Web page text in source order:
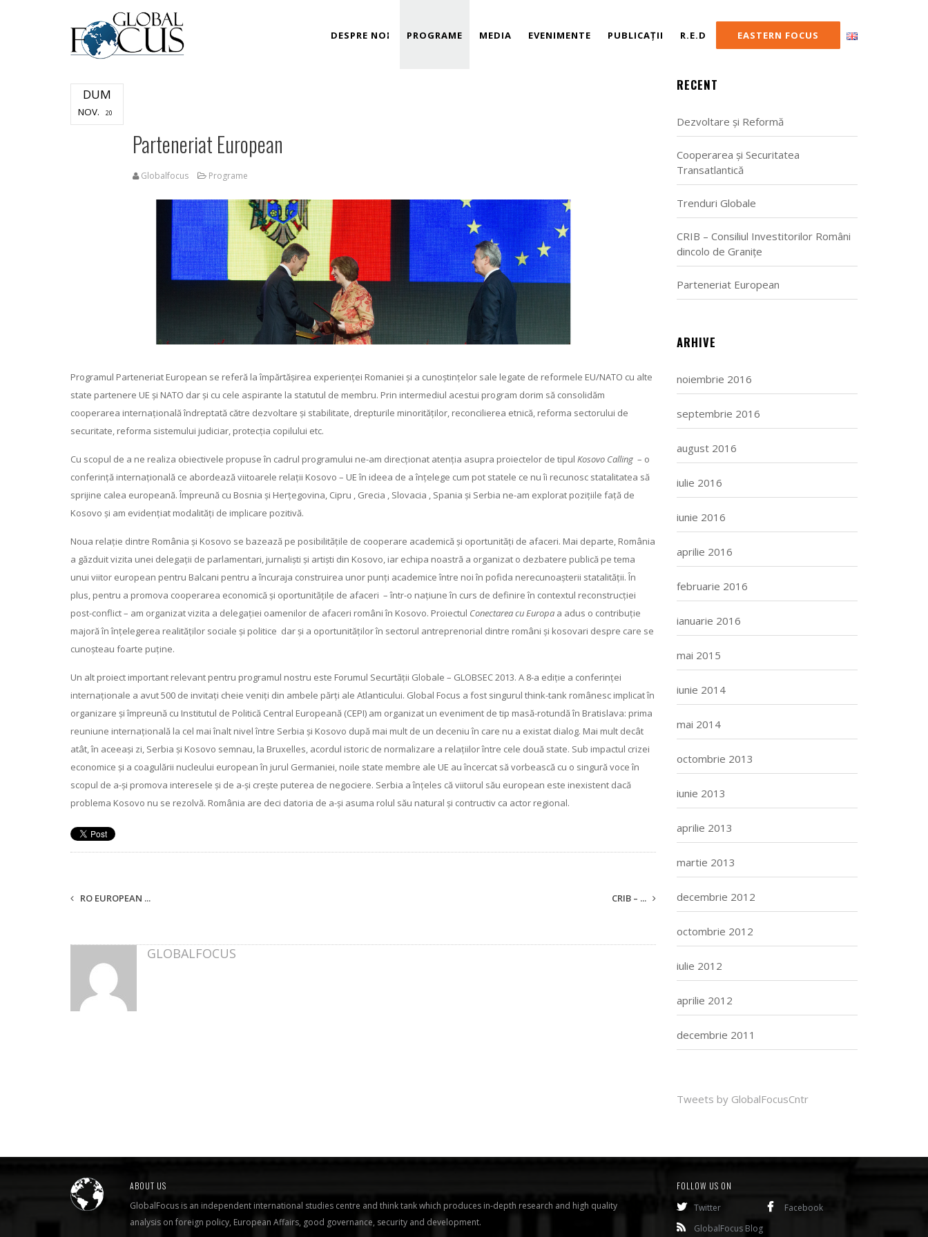
DESPRE NOI PROGRAME MEDIA EVENIMENTE PUBLICAȚII R.E.D EASTERN FOCUS
DUM
NOV. 20
Parteneriat European
Globalfocus Programe
Programul Parteneriat European se referă la împărtășirea experienței Romaniei și a cunoștințelor sale legate de reformele EU/NATO cu alte
state partenere UE și NATO dar și cu cele aspirante la statutul de membru. Prin intermediul acestui program dorim să consolidăm
cooperarea internațională îndreptată către dezvoltare și stabilitate, drepturile minorităților, reconcilierea etnică, reforma sectorului de
securitate, reforma sistemului judiciar, protecția copilului etc.
Cu scopul de a ne realiza obiectivele propuse în cadrul programului ne-am direcționat atenția asupra proiectelor de tipul Kosovo Calling – o
conferință internațională ce abordează viitoarele relații Kosovo – UE în ideea de a înțelege cum pot statele ce nu îi recunosc statalitatea să
sprijine calea europeană. Împreună cu Bosnia și Herțegovina, Cipru , Grecia , Slovacia , Spania și Serbia ne-am explorat pozițiile față de
Kosovo și am evidențiat modalități de implicare pozitivă.
Noua relație dintre România și Kosovo se bazează pe posibilitățile de cooperare academică și oportunități de afaceri. Mai departe, România
a găzduit vizita unei delegații de parlamentari, jurnaliști și artiști din Kosovo, iar echipa noastră a organizat o dezbatere publică pe tema
unui viitor european pentru Balcani pentru a încuraja construirea unor punți academice între noi în pofida nerecunoașterii statalității. În
plus, pentru a promova cooperarea economică și oportunitățile de afaceri – într-o națiune în curs de definire în contextul reconstrucției
post-conflict – am organizat vizita a delegației oamenilor de afaceri români în Kosovo. Proiectul Conectarea cu Europa a adus o contribuție
majoră în înțelegerea realităților sociale și politice dar și a oportunităților în sectorul antreprenorial dintre români și kosovari despre care se
cunoșteau foarte puține.
Un alt proiect important relevant pentru programul nostru este Forumul Securtății Globale – GLOBSEC 2013. A 8-a ediție a conferinței
internaționale a avut 500 de invitați cheie veniți din ambele părți ale Atlanticului. Global Focus a fost singurul think-tank românesc implicat în
organizare și împreună cu Institutul de Politică Central Europeană (CEPI) am organizat un eveniment de tip masă-rotundă în Bratislava: prima
reuniune internațională la cel mai înalt nivel între Serbia și Kosovo după mai mult de un deceniu în care nu a existat dialog. Mai mult decât
atât, în aceeași zi, Serbia și Kosovo semnau, la Bruxelles, acordul istoric de normalizare a relaţiilor între cele două state. Sub impactul crizei
economice și a coagulării nucleului european în jurul Germaniei, noile state membre ale UE au încercat să vorbească cu o singură voce în
scopul de a-și promova interesele și de a-și crește puterea de negociere. Serbia a înțeles că viitorul său european este inexistent dacă
problema Kosovo nu se rezolvă. România are deci datoria de a-și asuma rolul său natural și contructiv ca actor regional.
RO EUROPEAN ... CRIB – ...
GLOBALFOCUS
RECENT
Dezvoltare și Reformă
Cooperarea și Securitatea
Transatlantică
Trenduri Globale
CRIB – Consiliul Investitorilor Români
dincolo de Granițe
Parteneriat European
ARHIVE
noiembrie 2016
septembrie 2016
august 2016
iulie 2016
iunie 2016
aprilie 2016
februarie 2016
ianuarie 2016
mai 2015
iunie 2014
mai 2014
octombrie 2013
iunie 2013
aprilie 2013
martie 2013
decembrie 2012
octombrie 2012
iulie 2012
aprilie 2012
decembrie 2011
Tweets by GlobalFocusCntr
ABOUT US
GlobalFocus is an independent international studies centre and think tank which produces in-depth research and high quality
analysis on foreign policy, European Affairs, good governance, security and development.
FOLLOW US ON
Twitter
Facebook
GlobalFocus Blog